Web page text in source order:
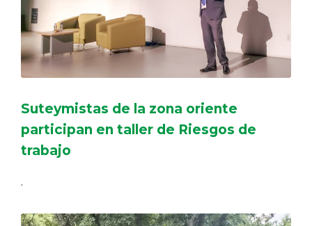
Suteymistas de la zona oriente
participan en taller de Riesgos de
trabajo
.